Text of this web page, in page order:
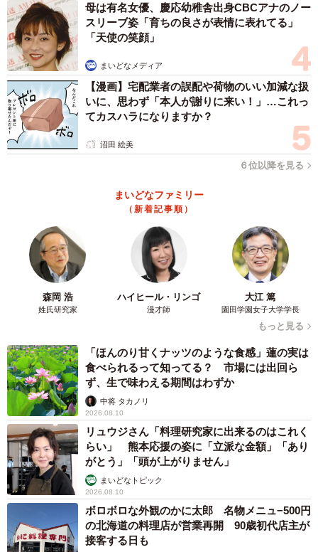
3/5
互いの無事を確かめ合います（画像提供：柴犬たけちよさん）
飼い主さんに詳しい話をお聞きしました。
「怪我がなかったから言えるのですが」
――撮影時の状況を教えてください。
見つけ、鼻を突っ込んでフガフガしているところを引っ張
り上げ抱えた拍子に、石につまづき転倒しました。私はそ
のまま転倒しましたが、たけちよは身体能力の高さを発揮
して見事に着地、そのまま平然としていました。
――名場面が撮影されましたね。
こんなアクシデントがあってもシャッターを切ることをや
めない相方が撮影しました。そのおかげで帰ってパソコン
で確認すると、全く同じ受け身の体勢を撮っている私とた
けちよが写っていました。
――ご自身でこの写真をご覧になった時の感想は。
怪我がなかったから言えるのですが、最高の相棒ってこう
いうことだな…と勝手に思ってます。
石につまずいた瞬間に撮れた奇跡の一枚
母は有名女優、慶応幼稚舎出身CBCアナのノー
スリーブ姿「育ちの良さが表情に表れてる」
「天使の笑顔」
まいどなメディア
【漫画】宅配業者の誤配や荷物のいい加減な扱
いに、思わず「本人が謝りに来い！」…これっ
てカスハラになりますか？
沼田 絵美
６位以降を見る
まいどなファミリー
（新着記事順）
森岡 浩
姓氏研究家
ハイヒール・リンゴ
漫才師
大江 篤
園田学園女子大学学長
もっと見る
「ほんのり甘くナッツのような食感」蓮の実は
食べられるって知ってる？ 市場には出回ら
ず、生で味わえる期間はわずか
中将 タカノリ
2026.08.10
リュウジさん「料理研究家に出来るのはこれく
らい」 熊本応援の姿に「立派な金額」「あり
がとう」「頭が上がりません」
まいどなトピック
2026.08.10
ボロボロな外観のかに太郎 名物メニュ−500円
の北海道の料理店が営業再開 90歳初代店主が
接客する日も